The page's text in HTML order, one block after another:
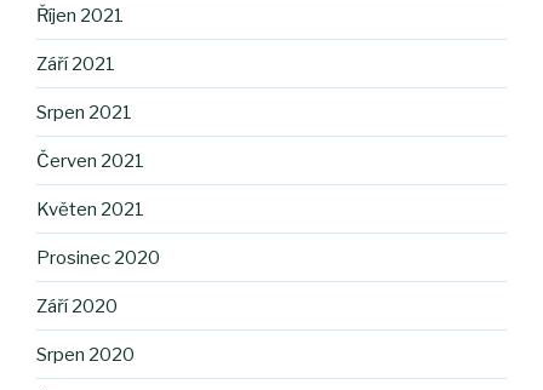
Říjen 2021
Září 2021
Srpen 2021
Červen 2021
Květen 2021
Prosinec 2020
Září 2020
Srpen 2020